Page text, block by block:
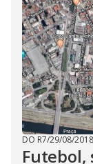
DO R7/29/08/2018
Futebol,